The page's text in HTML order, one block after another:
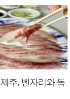
주, 벤자리와 독